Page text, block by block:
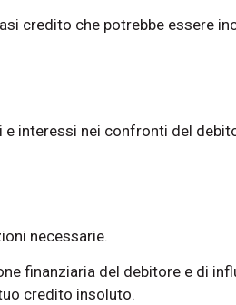
credito che potrebbe essere
interessi nei confronti del
necessarie.
finanziaria del debitore e di
credito insoluto.